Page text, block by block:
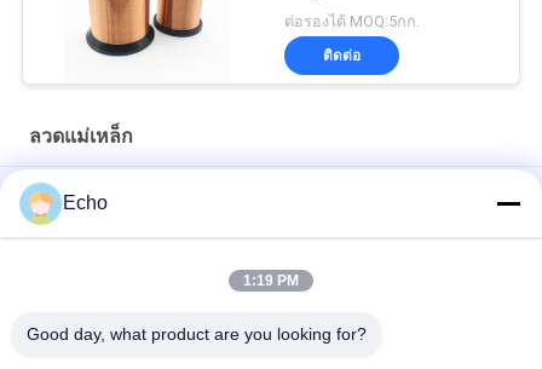
ต่อรองได้ MOQ:5กก.
ติดต่อ
ลวดแม่เหล็ก
ลวดแม่เหล็กโพลียูรีเทน 0.06 มม. ลวดเคลือบทองแดง
Echo
1:19 PM
Good day, what product are you looking for?